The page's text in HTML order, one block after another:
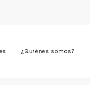
¿Quiénes somos?